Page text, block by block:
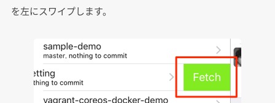
を左にスワイプします。